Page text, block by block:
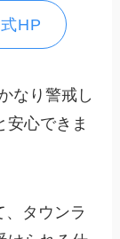
HP
なり警戒し
安心できま
タウンラ